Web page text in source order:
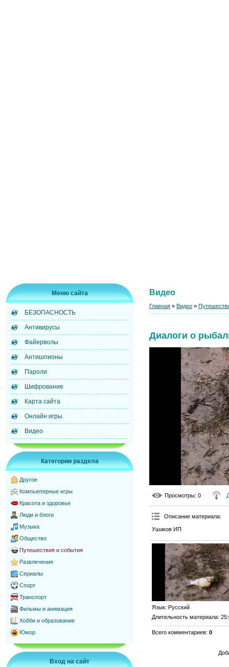
Меню сайта
БЕЗОПАСНОСТЬ
Антивирусы
Файерволы
Антишпионы
Пароли
Шифрование
Карта сайта
Онлайн игры
Видео
Категории раздела
Другое
Компьютерные игры
Красота и здоровье
Люди и блоги
Музыка
Общество
Путешествия и события
Развлечения
Сериалы
Спорт
Транспорт
Фильмы и анимация
Хобби и образование
Юмор
Вход на сайт
Видео
Главная » Видео »
Диалоги о
Просмотры: 0
Описание материала:
Ушаков ИП
Язык: Русский
Длительность материала:
Всего комментариев: 0